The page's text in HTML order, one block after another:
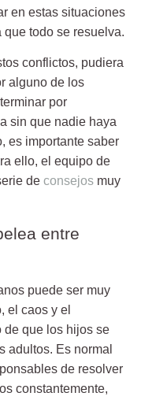
en estas situaciones
todo se resuelva.
conflictos, pudiera
alguno de los
por
sin que nadie haya
es importante saber
ello, el equipo de
de consejos muy
entre
puede ser muy
el caos y el
de que los hijos se
adultos. Es normal
de resolver
constantemente,